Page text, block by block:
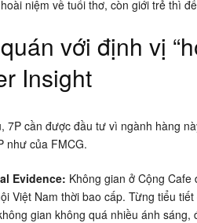
niệm về tuổi thơ, còn giới trẻ thì
với định vị
Insight
7P cần được đầu tư vì ngành hàng
như của FMCG.
Evidence: Không gian ở Cộng
Việt Nam thời bao cấp. Từng tiểu
gian không quá nhiều ánh